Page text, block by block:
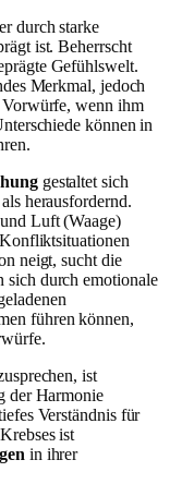
durch starke
ist. Beherrscht
Gefühlswelt.
Merkmal, jedoch
wenn ihm
können in
gestaltet sich
herausfordernd.
Luft (Waage)
neigt, sucht die
sich durch emotionale
führen können,
ist
der Harmonie
Verständnis für
ist
in ihrer